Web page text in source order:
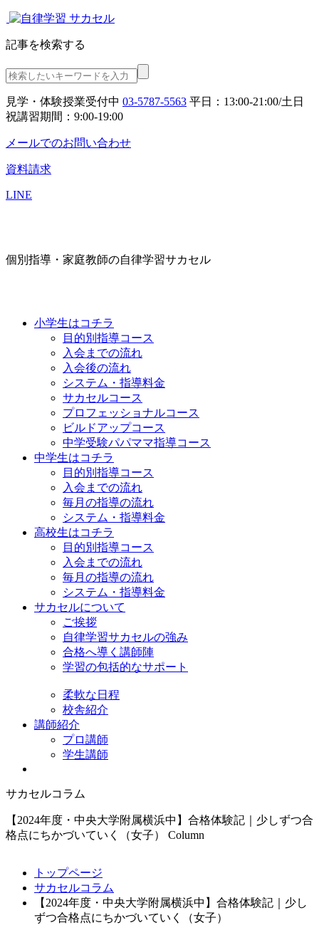
記事を検索する
見学・体験授業受付中 03-5787-5563 平日：13:00-21:00/土日
祝講習期間：9:00-19:00
メールでのお問い合わせ
資料請求
LINE
個別指導・家庭教師の自律学習サカセル
小学生はコチラ
目的別指導コース
入会までの流れ
入会後の流れ
システム・指導料金
サカセルコース
プロフェッショナルコース
ビルドアップコース
中学受験パパママ指導コース
中学生はコチラ
目的別指導コース
入会までの流れ
毎月の指導の流れ
システム・指導料金
高校生はコチラ
目的別指導コース
入会までの流れ
毎月の指導の流れ
システム・指導料金
サカセルについて
ご挨拶
自律学習サカセルの強み
合格へ導く講師陣
学習の包括的なサポート
柔軟な日程
校舎紹介
講師紹介
プロ講師
学生講師
サカセルコラム
【2024年度・中央大学附属横浜中】合格体験記｜少しずつ合
格点にちかづいていく（女子）
Column
トップページ
サカセルコラム
【2024年度・中央大学附属横浜中】合格体験記｜少し
ずつ合格点にちかづいていく（女子）